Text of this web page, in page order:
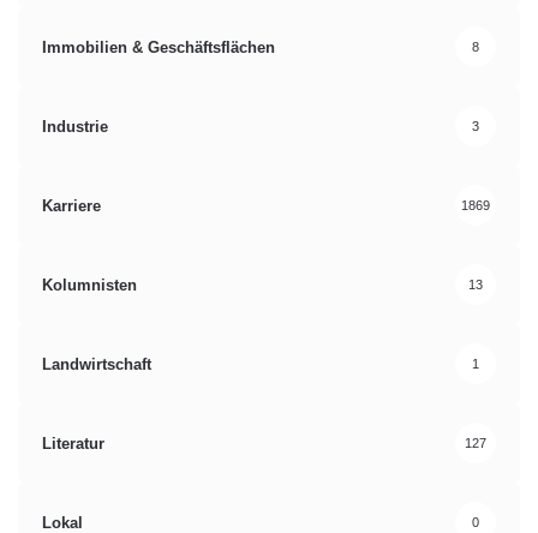
Immobilien & Geschäftsflächen 8
Industrie 3
Karriere 1869
Kolumnisten 13
Landwirtschaft 1
Literatur 127
Lokal 0